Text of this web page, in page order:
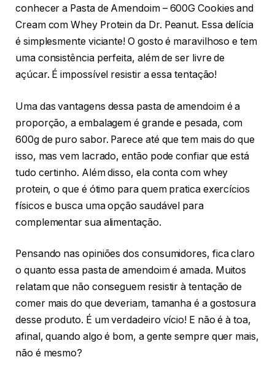
conhecer a Pasta de Amendoim – 600G Cookies and
Cream com Whey Protein da Dr. Peanut. Essa delícia
é simplesmente viciante! O gosto é maravilhoso e tem
uma consistência perfeita, além de ser livre de
açúcar. É impossível resistir a essa tentação!
Uma das vantagens dessa pasta de amendoim é a
proporção, a embalagem é grande e pesada, com
600g de puro sabor. Parece até que tem mais do que
isso, mas vem lacrado, então pode confiar que está
tudo certinho. Além disso, ela conta com whey
protein, o que é ótimo para quem pratica exercícios
físicos e busca uma opção saudável para
complementar sua alimentação.
Pensando nas opiniões dos consumidores, fica claro
o quanto essa pasta de amendoim é amada. Muitos
relatam que não conseguem resistir à tentação de
comer mais do que deveriam, tamanha é a gostosura
desse produto. É um verdadeiro vício! E não é à toa,
afinal, quando algo é bom, a gente sempre quer mais,
não é mesmo?